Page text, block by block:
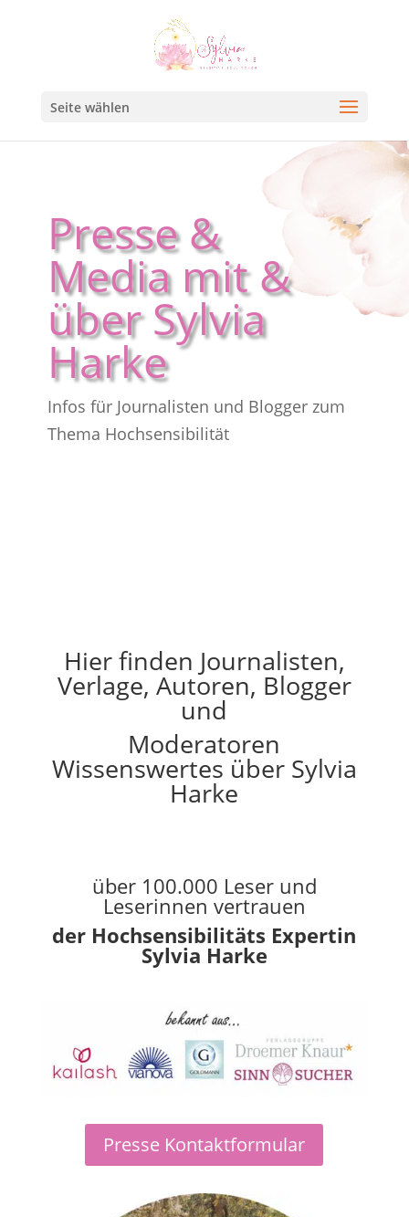
Seite wählen
Presse &
Media mit &
über Sylvia
Harke
Infos für Journalisten und Blogger zum
Thema Hochsensibilität
Hier finden Journalisten,
Verlage, Autoren, Blogger
und
Moderatoren
Wissenswertes über Sylvia
Harke
über 100.000 Leser und
Leserinnen vertrauen
der Hochsensibilitäts Expertin
Sylvia Harke
Presse Kontaktformular